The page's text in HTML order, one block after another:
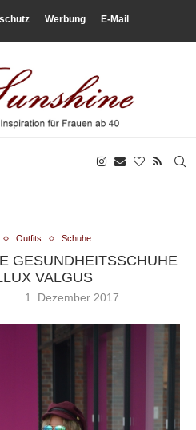
Werbung E-Mail
Outfits Schuhe
GESUNDHEITSSCHUHE
VALGUS
1. Dezember 2017